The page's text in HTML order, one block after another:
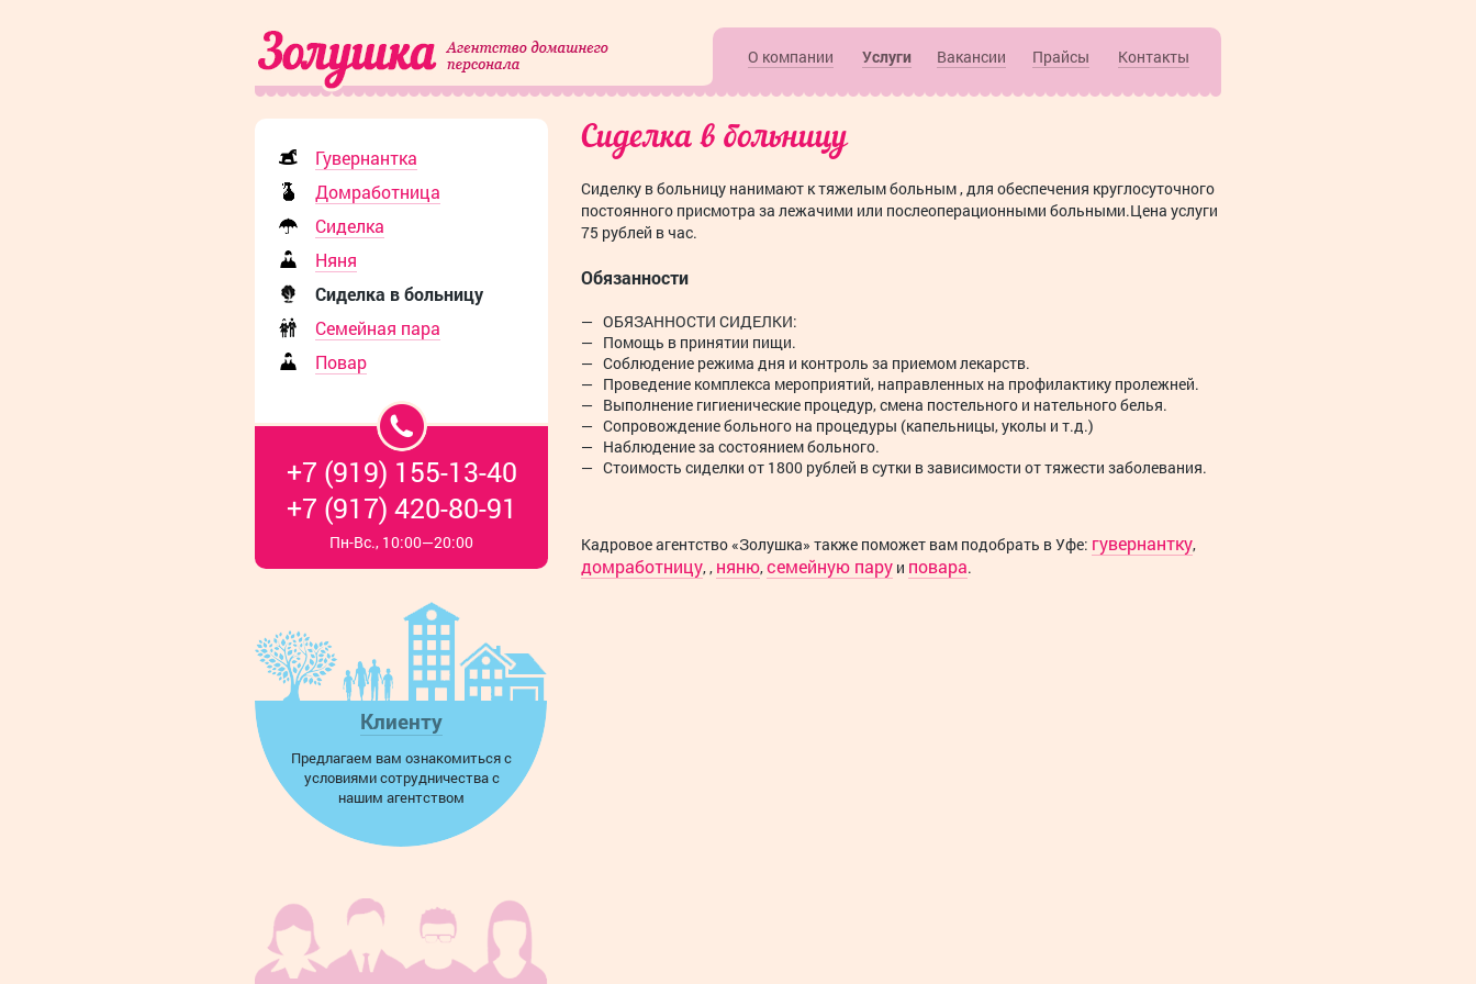
О компании Услуги Вакансии Прайсы Контакты
Гувернантка
Домработница
Сиделка
Няня
Сиделка в больницу
Семейная пара
Повар
+7 (919) 155-13-40
+7 (917) 420-80-91
Пн-Вс., 10:00—20:00
Клиенту
Предлагаем вам ознакомиться с
условиями сотрудничества с
нашим агентством
Сиделка в больницу
Сиделку в больницу нанимают к тяжелым больным , для обеспечения круглосуточного
постоянного присмотра за лежачими или послеоперационными больными.Цена услуги
75 рублей в час.
Обязанности
ОБЯЗАННОСТИ СИДЕЛКИ:
Помощь в принятии пищи.
Соблюдение режима дня и контроль за приемом лекарств.
Проведение комплекса мероприятий, направленных на профилактику пролежней.
Выполнение гигиенические процедур, смена постельного и нательного белья.
Сопровождение больного на процедуры (капельницы, уколы и т.д.)
Наблюдение за состоянием больного.
Стоимость сиделки от 1800 рублей в сутки в зависимости от тяжести заболевания.
Кадровое агентство «Золушка» также поможет вам подобрать в Уфе: гувернантку,
домработницу,, няню,семейную пару и повара.